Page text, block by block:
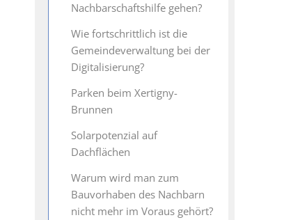
Nachbarschaftshilfe gehen?
Wie fortschrittlich ist die
Gemeindeverwaltung bei der
Digitalisierung?
Parken beim Xertigny-
Brunnen
Solarpotenzial auf
Dachflächen
Warum wird man zum
Bauvorhaben des Nachbarn
nicht mehr im Voraus gehört?